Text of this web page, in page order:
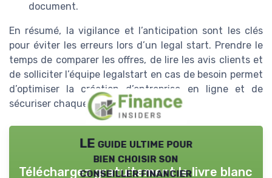
document.
En résumé, la vigilance et l’anticipation sont les clés
pour éviter les erreurs lors d’un legal start. Prendre le
temps de comparer les offres, de lire les avis clients et
de solliciter l’équipe legalstart en cas de besoin permet
d’optimiser la création d’entreprise en ligne et de
sécuriser chaque étape.
LE guide ultime pour
bien choisir son
conseiller financier
Téléchargez gratuitement le livre blanc